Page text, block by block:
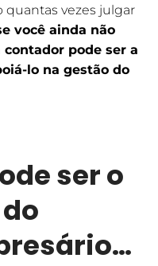
quantas vezes julgar
você ainda não
pode ser a
lo na gestão do
ser o